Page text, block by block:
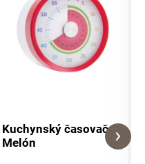
Kuchynský časovač
Melón